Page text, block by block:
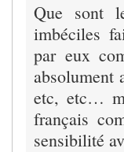
Que sont
imbéciles
par eux
absolument
etc, etc…
français
sensibilité